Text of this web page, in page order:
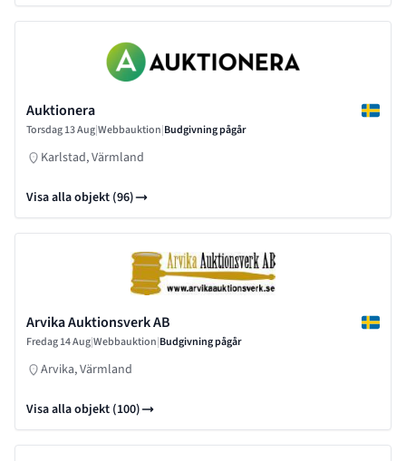
Auktionera
Torsdag 13 Aug|Webbauktion|Budgivning pågår
Karlstad, Värmland
Visa alla objekt (96)
Arvika Auktionsverk AB
Fredag 14 Aug|Webbauktion|Budgivning pågår
Arvika, Värmland
Visa alla objekt (100)